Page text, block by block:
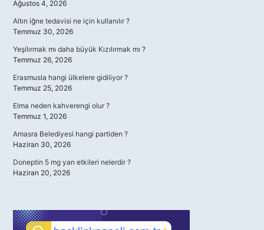
Ağustos 4, 2026
Altın iğne tedavisi ne için kullanılır ?
Temmuz 30, 2026
Yeşilırmak mı daha büyük Kızılırmak mı ?
Temmuz 26, 2026
Erasmusla hangi ülkelere gidiliyor ?
Temmuz 25, 2026
Elma neden kahverengi olur ?
Temmuz 1, 2026
Amasra Belediyesi hangi partiden ?
Haziran 30, 2026
Doneptin 5 mg yan etkileri nelerdir ?
Haziran 20, 2026